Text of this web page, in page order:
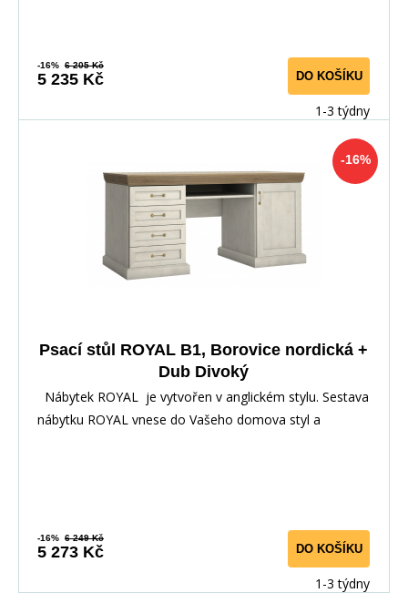
-16% 6 205 Kč
5 235 Kč DO KOŠÍKU
1-3 týdny
-16%
Psací stůl ROYAL B1, Borovice nordická +
Dub Divoký
Nábytek ROYAL je vytvořen v anglickém stylu. Sestava
nábytku ROYAL vnese do Vašeho domova styl a
-16% 6 249 Kč
5 273 Kč DO KOŠÍKU
1-3 týdny